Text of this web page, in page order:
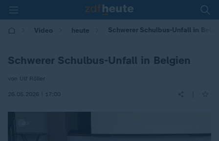
Video heute Schwerer Schulbus-Unfall in
Schwerer Schulbus-Unfall in Belgien
von Ulf Röller
26.05.2026 | 17:00